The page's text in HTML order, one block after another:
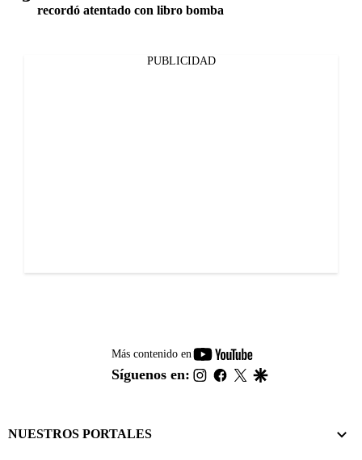
recordó atentado con libro bomba
PUBLICIDAD
Más contenido en
youtube-
footer
Síguenos en: instagram
facebook
twitter
NUESTROS PORTALES